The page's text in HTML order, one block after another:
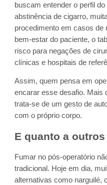
buscam entender o perfil
abstinência de cigarro,
procedimento em casos de
bem-estar do paciente, o
risco para negações de
clínicas e hospitais de
Assim, quem pensa em
encarar esse desafio. Mais
trata-se de um gesto de
com o próprio corpo.
E quanto a
Fumar no pós-operatório
tradicional. Hoje em dia,
alternativas como narguilé,